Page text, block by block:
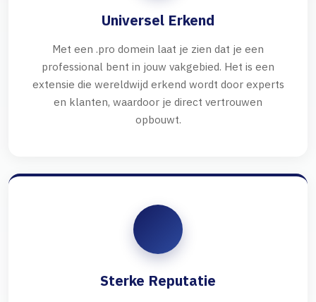
Universel Erkend
Met een .pro domein laat je zien dat je een
professional bent in jouw vakgebied. Het is een
extensie die wereldwijd erkend wordt door experts
en klanten, waardoor je direct vertrouwen
opbouwt.
Sterke Reputatie